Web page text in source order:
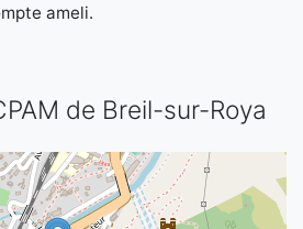
ameli.
de Breil-sur-Roya